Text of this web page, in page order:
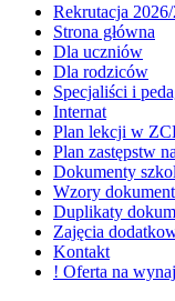
Rekrutacja
Strona główna
Dla uczniów
Dla rodziców
Specjaliści i
Internat
Plan lekcji w
Plan zastępstw
Dokumenty
Wzory
Duplikaty
Zajęcia
Kontakt
! Oferta na